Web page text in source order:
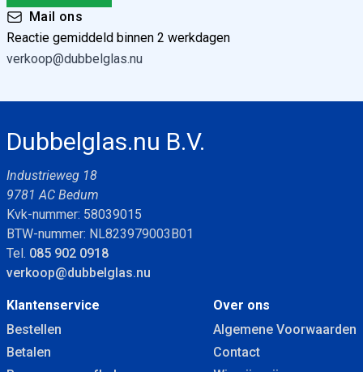
Mail ons
Reactie gemiddeld binnen 2 werkdagen
verkoop@dubbelglas.nu
Dubbelglas.nu B.V.
Industrieweg 18
9781 AC Bedum
Kvk-nummer: 58039015
BTW-nummer: NL823979003B01
Tel. 085 902 0918
verkoop@dubbelglas.nu
Klantenservice
Bestellen
Betalen
Over ons
Algemene Voorwaarden
Contact